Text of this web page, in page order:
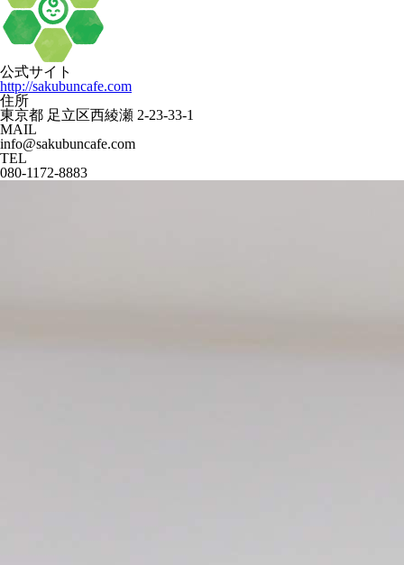
公式サイト
http://sakubuncafe.com
住所
東京都 足立区西綾瀬 2-23-33-1
MAIL
info@sakubuncafe.com
TEL
080-1172-8883